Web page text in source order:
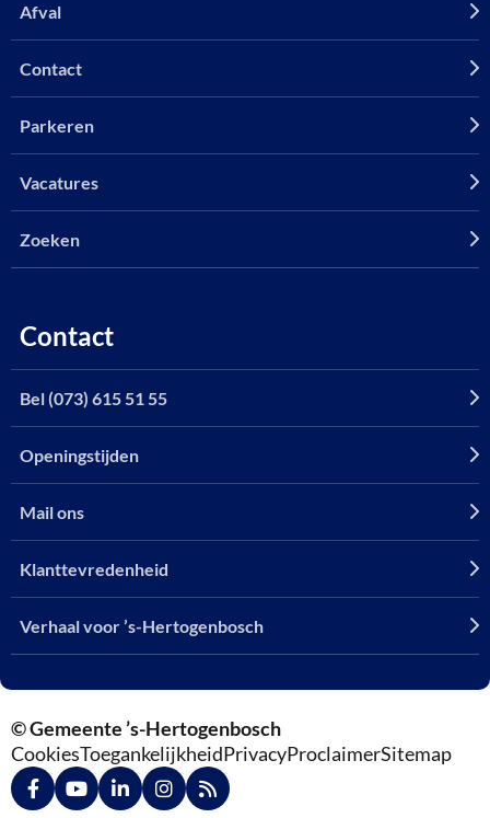
Afval
Contact
Parkeren
Vacatures
Zoeken
Contact
Bel (073) 615 51 55
Openingstijden
Mail ons
Klanttevredenheid
Verhaal voor ’s-Hertogenbosch
© Gemeente ’s-Hertogenbosch
CookiesToegankelijkheidPrivacyProclaimerSitemap
Ga
Ga
Ga
Ga
Ga